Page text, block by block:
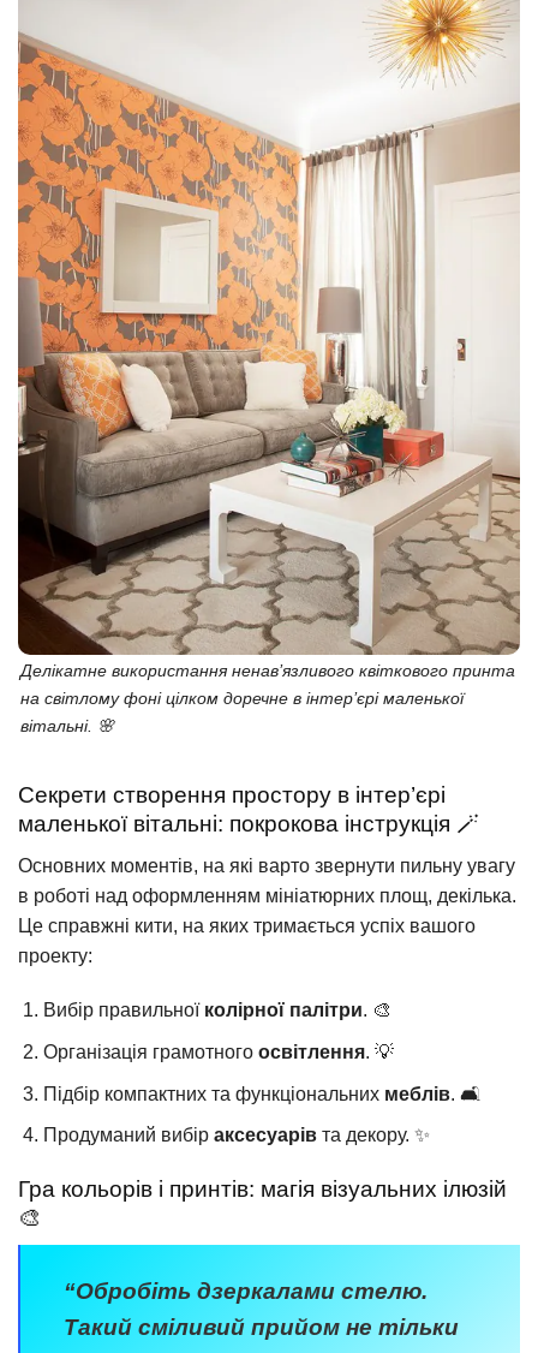
Делікатне використання ненав’язливого квіткового принта
на світлому фоні цілком доречне в інтер’єрі маленької
вітальні. 🌸
Секрети створення простору в інтер’єрі
маленької вітальні: покрокова інструкція 🪄
Основних моментів, на які варто звернути пильну увагу
в роботі над оформленням мініатюрних площ, декілька.
Це справжні кити, на яких тримається успіх вашого
проекту:
Вибір правильної колірної палітри. 🎨
Організація грамотного освітлення. 💡
Підбір компактних та функціональних меблів. 🛋️
Продуманий вибір аксесуарівта декору. ✨
Гра кольорів і принтів: магія візуальних ілюзій
🎨
“Обробіть дзеркалами стелю.
Такий сміливий прийом не тільки